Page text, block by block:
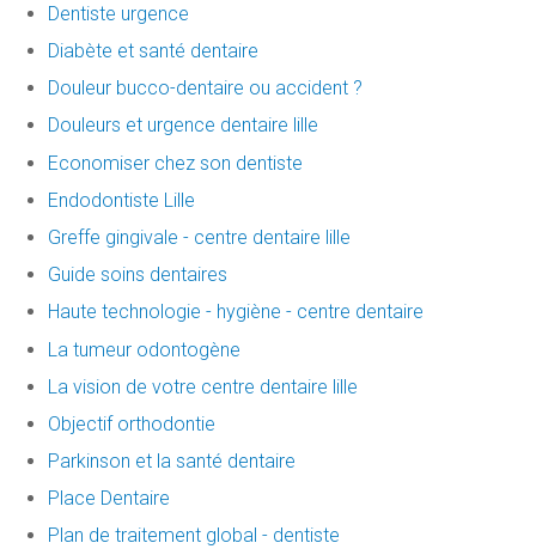
Dentiste urgence
Diabète et santé dentaire
Douleur bucco-dentaire ou accident ?
Douleurs et urgence dentaire lille
Economiser chez son dentiste
Endodontiste Lille
Greffe gingivale - centre dentaire lille
Guide soins dentaires
Haute technologie - hygiène - centre dentaire
La tumeur odontogène
La vision de votre centre dentaire lille
Objectif orthodontie
Parkinson et la santé dentaire
Place Dentaire
Plan de traitement global - dentiste